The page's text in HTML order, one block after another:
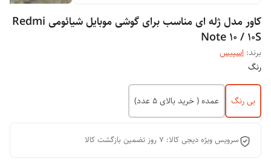
کاور مدل ژله ای مناسب برای گوشی موبایل شیائومی Redmi
Note 10 / 10S
برند: اسپیس
رنگ
بی رنگ عمده ( خرید بالای 5 عدد)
سرویس ویژه دیجی کالا: 7 روز تضمین بازگشت کالا